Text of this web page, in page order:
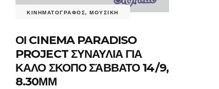
ΚΙΝΗΜΑΤΟΓΡΑΦΟΣ, ΜΟΥΣΙΚΗ
ΟΙ CINEMA PARADISO
PROJECT ΣΥΝΑΥΛΙΑ ΓΙΑ
ΚΑΛΟ ΣΚΟΠΟ ΣΆΒΒΑΤΟ 14/9,
8.30ΜΜ